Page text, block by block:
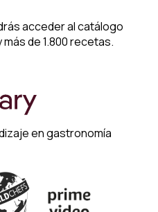
acceder al catálogo
de 1.800 recetas.
en gastronomía